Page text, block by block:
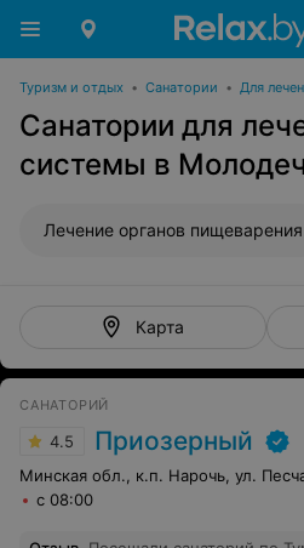
Туризм и отдых • Санатории • Для
Санатории для
системы в
Лечение органов пищеварения
Карта
САНАТОРИЙ
4.5 Приозерный
Минская обл., к.п. Нарочь, ул.
с 08:00